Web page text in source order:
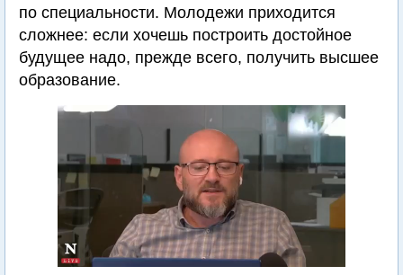
по специальности. Молодежи приходится
сложнее: если хочешь построить достойное
будущее надо, прежде всего, получить высшее
образование.